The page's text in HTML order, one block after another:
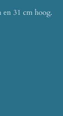
en 31 cm hoog.